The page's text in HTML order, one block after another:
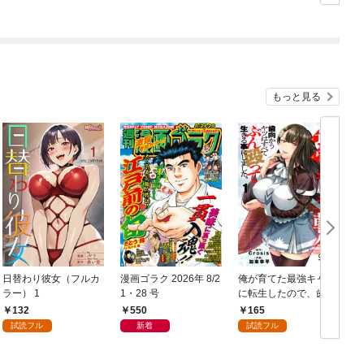
もっと見る
日替わり彼女（フルカ
ラー） 1
132
試読フル
漫画ゴラク 2026年 8/2
1・28 号
550
新着
俺が育てた最強キャラ
に転生したので、歯向
かうヤツはすべてぶん
殴って生きる事にしま
165
試読フル